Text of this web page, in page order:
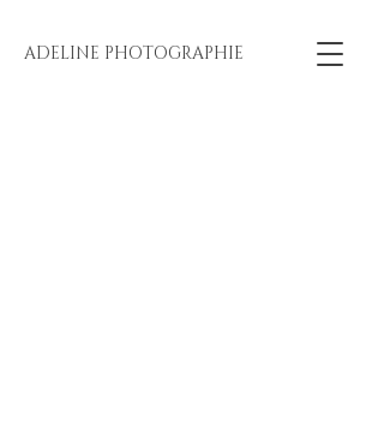
ADELINE PHOTOGRAPHIE